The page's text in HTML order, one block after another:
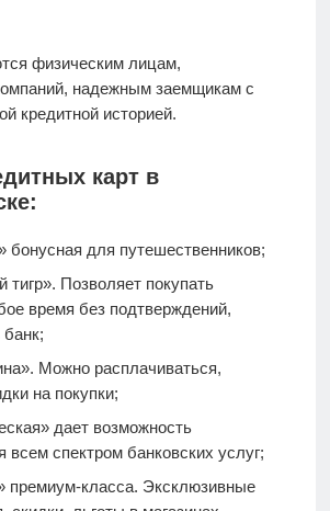
физическим лицам,
надежным заемщикам с
кредитной историей.
карт в
бонусная для путешественников;
тигр». Позволяет покупать
время без подтверждений,
Можно расплачиваться,
на покупки;
дает возможность
всем спектром банковских услуг;
премиум-класса. Эксклюзивные